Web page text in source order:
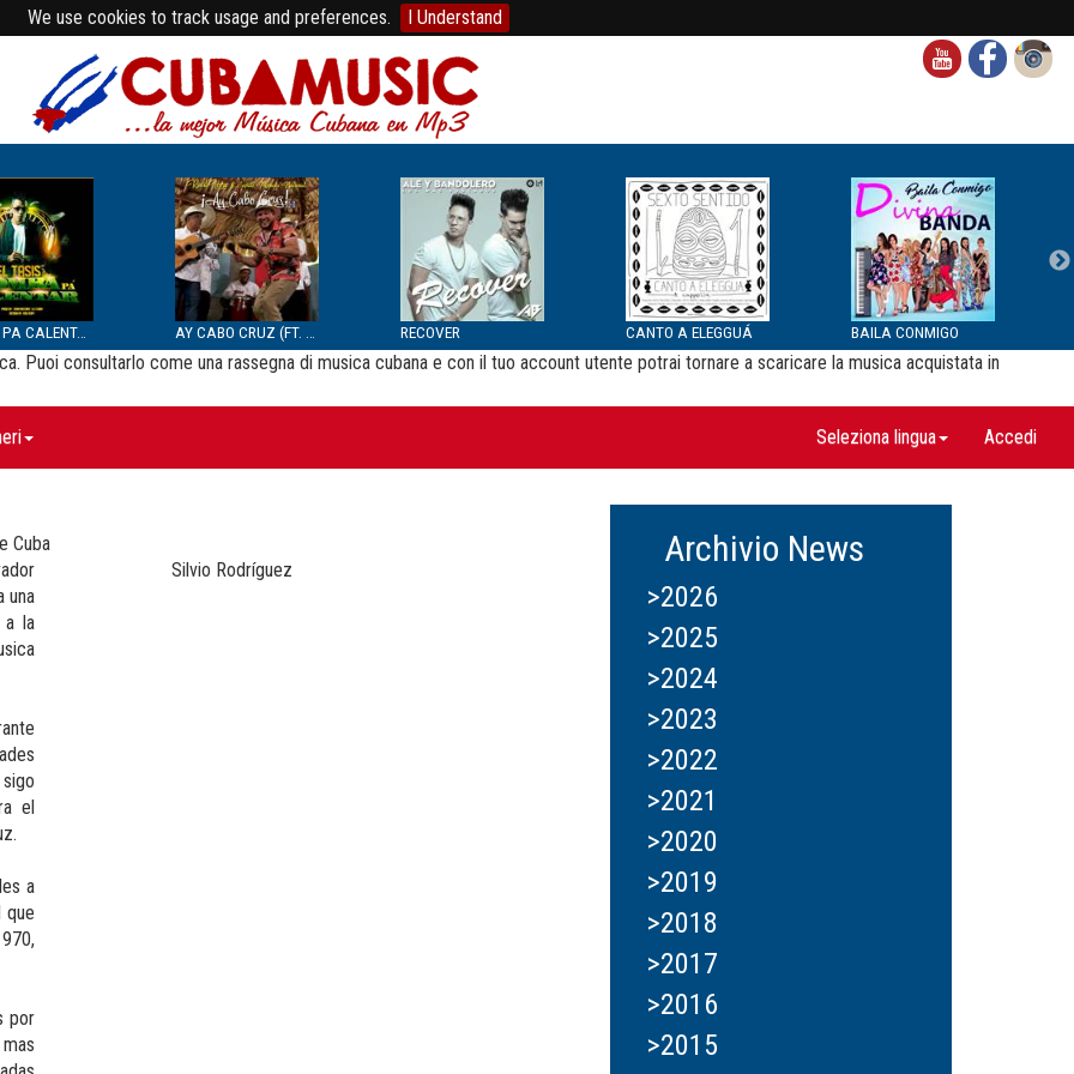
We use cookies to track usage and preferences. I Understand
BOMBA PA CALENTAR RECOVER CANTO A ELEGGUÁ BAILA CONMIGO
Puoi consultarlo come una rassegna di musica cubana e con il tuo account utente potrai tornare a scaricare la musica acquistata in
Seleziona lingua Accedi
Cuba
una
a la
el
a
que
por
Silvio Rodríguez
Archivio News
>2026
>2025
>2024
>2023
>2022
>2021
>2020
>2019
>2018
>2017
>2016
>2015